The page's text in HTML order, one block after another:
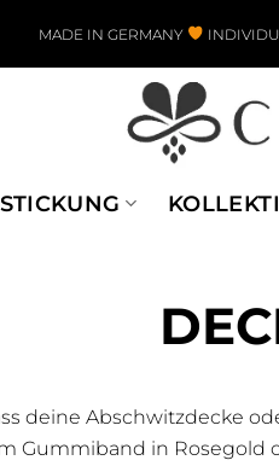
MADE IN GERMANY
deine Abschwitzdecke
Gummiband in